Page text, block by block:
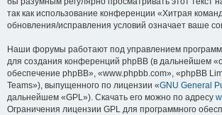
так как использование конференции «Хитрая
обновления/исправления условий означает ваше
Наши форумы работают под управлением
для создания конференций phpBB (в дальнейшем
обеспечение phpBB», «www.phpbb.com», «phpBB
Teams»), выпущенного по лицензии «GNU General
дальнейшем «GPL»). Скачать его можно по адресу
Ограничения лицензии GPL для программного